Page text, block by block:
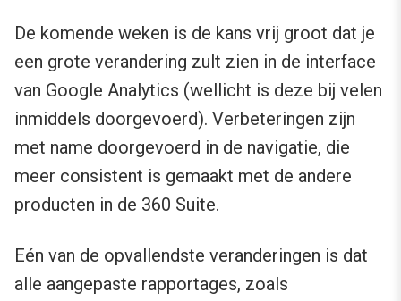
De komende weken is de kans vrij groot dat je
een grote verandering zult zien in de interface
van Google Analytics (wellicht is deze bij velen
inmiddels doorgevoerd). Verbeteringen zijn
met name doorgevoerd in de navigatie, die
meer consistent is gemaakt met de andere
producten in de 360 Suite.
Eén van de opvallendste veranderingen is dat
alle aangepaste rapportages, zoals